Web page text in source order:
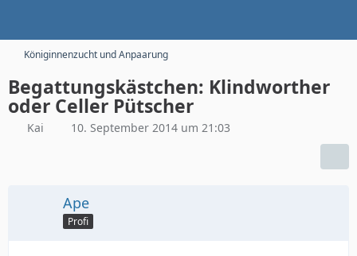
Königinnenzucht und Anpaarung
Begattungskästchen: Klindworther
oder Celler Pütscher
Kai 10. September 2014 um 21:03
Ape
Profi